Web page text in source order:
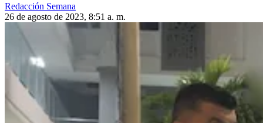
Redacción Semana
26 de agosto de 2023, 8:51 a. m.